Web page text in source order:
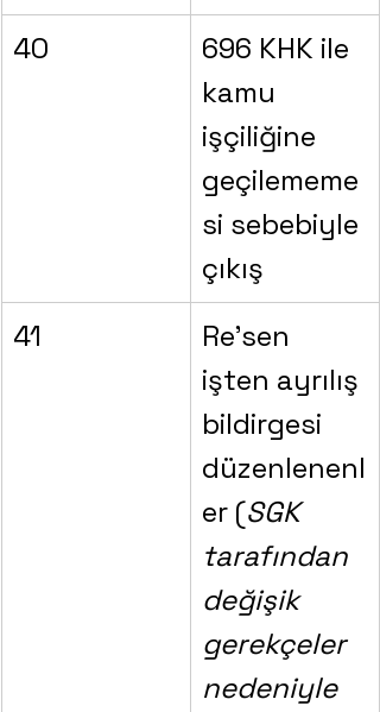
40
696 KHK ile
kamu
işçiliğine
geçilememe
si sebebiyle
çıkış
41
Re’sen
işten ayrılış
bildirgesi
düzenlenenl
er (SGK
tarafından
değişik
gerekçeler
nedeniyle